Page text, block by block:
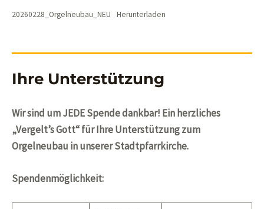
20260228_Orgelneubau_NEU Herunterladen
Ihre Unterstützung
Wir sind um JEDE Spende dankbar! Ein herzliches
„Vergelt’sGott“ für Ihre Unterstützung zum
Orgelneubau in unserer Stadtpfarrkirche.
Spendenmöglichkeit: